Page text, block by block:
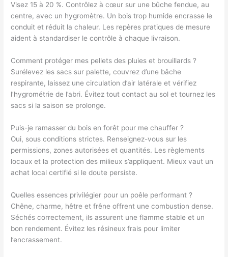
Visez 15 à 20 %. Contrôlez à cœur sur une bûche fendue, au
centre, avec un hygromètre. Un bois trop humide encrasse le
conduit et réduit la chaleur. Les repères pratiques de mesure
aident à standardiser le contrôle à chaque livraison.
Comment protéger mes pellets des pluies et brouillards ?
Surélevez les sacs sur palette, couvrez d’une bâche
respirante, laissez une circulation d’air latérale et vérifiez
l’hygrométrie de l’abri. Évitez tout contact au sol et tournez les
sacs si la saison se prolonge.
Puis-je ramasser du bois en forêt pour me chauffer ?
Oui, sous conditions strictes. Renseignez-vous sur les
permissions, zones autorisées et quantités. Les règlements
locaux et la protection des milieux s’appliquent. Mieux vaut un
achat local certifié si le doute persiste.
Quelles essences privilégier pour un poêle performant ?
Chêne, charme, hêtre et frêne offrent une combustion dense.
Séchés correctement, ils assurent une flamme stable et un
bon rendement. Évitez les résineux frais pour limiter
l’encrassement.